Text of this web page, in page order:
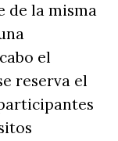
de la misma
el
reserva el